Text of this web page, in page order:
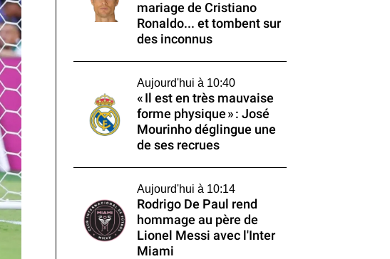
mariage de Cristiano
Ronaldo... et tombent sur
des inconnus
Aujourd'hui à 10:40
« Il est en très mauvaise
forme physique » : José
Mourinho déglingue une
de ses recrues
Aujourd'hui à 10:14
Rodrigo De Paul rend
hommage au père de
Lionel Messi avec l'Inter
Miami